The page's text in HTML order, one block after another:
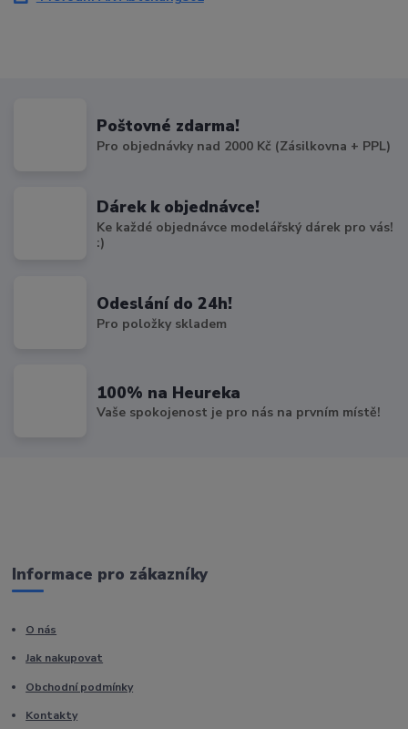
Poštovné zdarma!
Pro objednávky nad 2000 Kč (Zásilkovna + PPL)
Dárek k objednávce!
Ke každé objednávce modelářský dárek pro vás!
:)
Odeslání do 24h!
Pro položky skladem
100% na Heureka
Vaše spokojenost je pro nás na prvním místě!
Informace pro zákazníky
O nás
Jak nakupovat
Obchodní podmínky
Kontakty